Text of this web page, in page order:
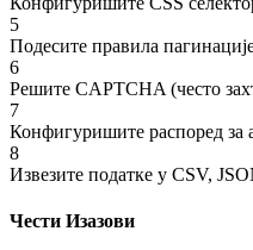
5
Подесите правила
6
Решите CAPTCHA (често
7
Конфигуришите распоред за
8
Извезите податке у CSV,
Чести Изазови